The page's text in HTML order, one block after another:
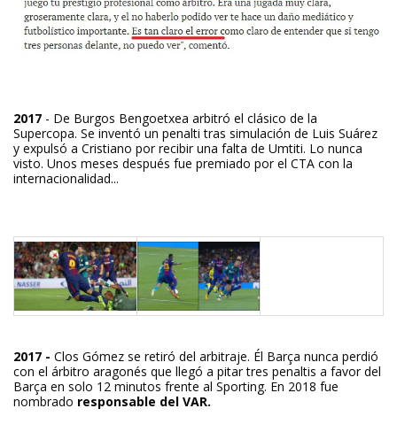
2017 - De Burgos Bengoetxea arbitró el clásico de la
Supercopa. Se inventó un penalti tras simulación de Luis Suárez
y expulsó a Cristiano por recibir una falta de Umtiti. Lo nunca
visto. Unos meses después fue premiado por el CTA con la
internacionalidad...
2017 - Clos Gómez se retiró del arbitraje. Él Barça nunca perdió
con el árbitro aragonés que llegó a pitar tres penaltis a favor del
Barça en solo 12 minutos frente al Sporting. En 2018 fue
nombrado responsable del VAR.